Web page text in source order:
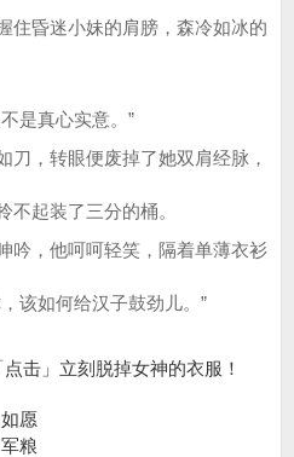
昏迷小妹的肩膀，森冷如冰的
是真心实意。”
，转眼便废掉了她双肩经脉，
不起装了三分的桶。
，他呵呵轻笑，隔着单薄衣衫
该如何给汉子鼓劲儿。”
击」立刻脱掉女神的衣服！
愿
粮